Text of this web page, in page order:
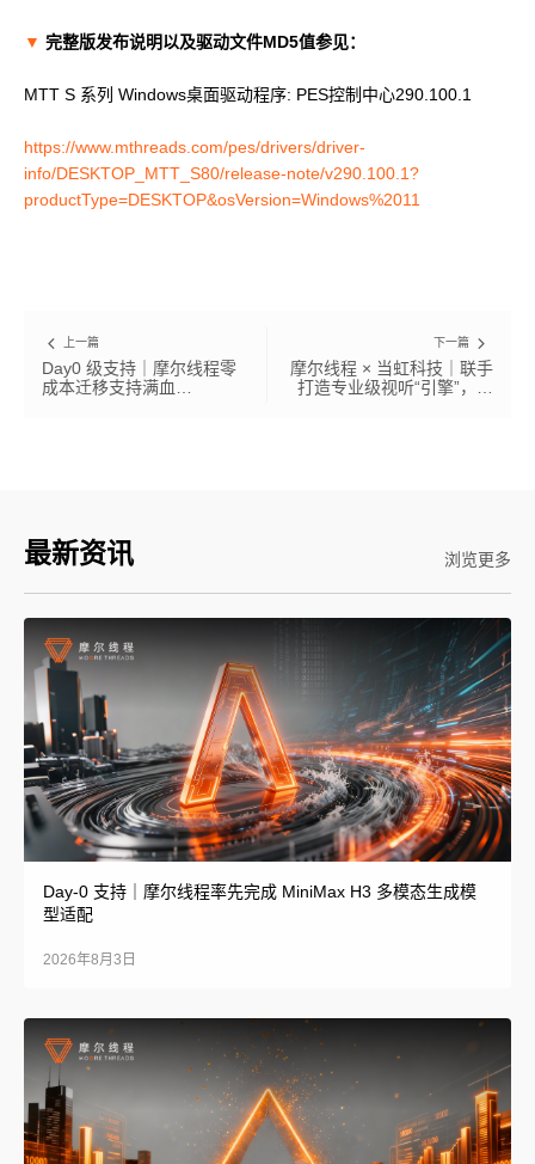
MTT S30 / S10
KUAE 云原生套件
▼ 完整版发布说明以及驱动文件MD5值参见：
MTT S 系列 Windows桌面驱动程序: PES控制中心290.100.1
https://www.mthreads.com/pes/drivers/driver-
info/DESKTOP_MTT_S80/release-note/v290.100.1?
productType=DESKTOP&osVersion=Windows%2011
上一篇
Day0 级支持｜摩尔线程零
成本迁移支持满血
下一篇
摩尔线程 × 当虹科技｜联手
打造专业级视听“引擎”，成
最新资讯 浏览更多
Day-0 支持｜摩尔线程率先完成 MiniMax H3 多模态生成模
型适配
2026年8月3日